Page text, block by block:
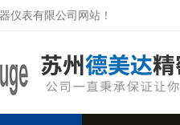
仪表有限公司网站！